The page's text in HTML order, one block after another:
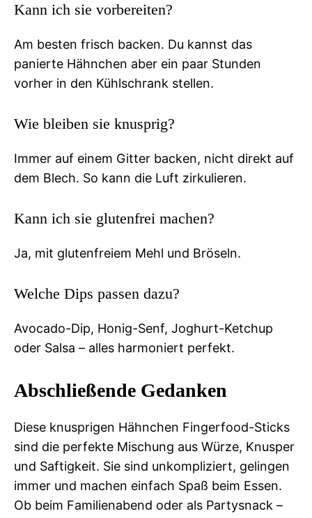
Kann ich sie vorbereiten?
Am besten frisch backen. Du kannst das
panierte Hähnchen aber ein paar Stunden
vorher in den Kühlschrank stellen.
Wie bleiben sie knusprig?
Immer auf einem Gitter backen, nicht direkt auf
dem Blech. So kann die Luft zirkulieren.
Kann ich sie glutenfrei machen?
Ja, mit glutenfreiem Mehl und Bröseln.
Welche Dips passen dazu?
Avocado-Dip, Honig-Senf, Joghurt-Ketchup
oder Salsa – alles harmoniert perfekt.
Abschließende Gedanken
Diese knusprigen Hähnchen Fingerfood-Sticks
sind die perfekte Mischung aus Würze, Knusper
und Saftigkeit. Sie sind unkompliziert, gelingen
immer und machen einfach Spaß beim Essen.
Ob beim Familienabend oder als Partysnack –